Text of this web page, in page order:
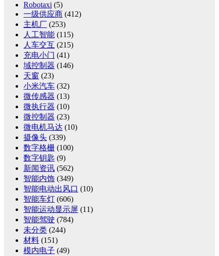
Robotaxi (5)
一级供应商 (412)
主机厂 (253)
人工智能 (115)
人车交互 (215)
充电小门 (41)
域控制器 (146)
天窗 (23)
小米汽车 (32)
微传感器 (13)
微执行器 (10)
微控制器 (23)
微电机马达 (10)
摄像头 (339)
数字格栅 (100)
数字钥匙 (9)
新闻资讯 (562)
智能内饰 (349)
智能电动出风口 (10)
智能车灯 (606)
智能运动显示屏 (11)
智能驾驶 (784)
未分类 (244)
材料 (151)
模内电子 (49)